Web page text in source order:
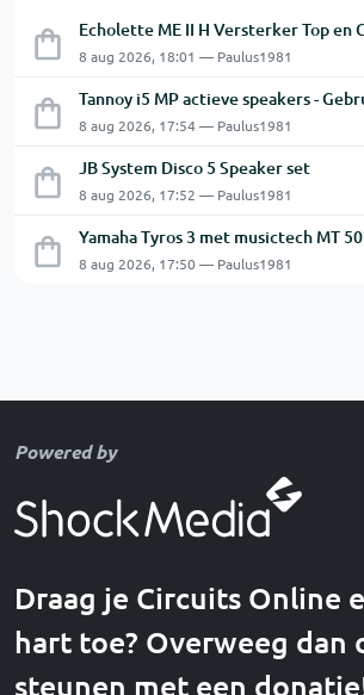
Echolette ME II H Versterker Top en
8 aug 2026, 18:01 — Paulus1981
Tannoy i5 MP actieve speakers -
8 aug 2026, 17:54 — Paulus1981
JB System Disco 5 Speaker set
8 aug 2026, 17:52 — Paulus1981
Yamaha Tyros 3 met musictech MT
8 aug 2026, 17:50 — Paulus1981
Powered by
Draag je Circuits Online
hart toe? Overweeg dan
steunen met een